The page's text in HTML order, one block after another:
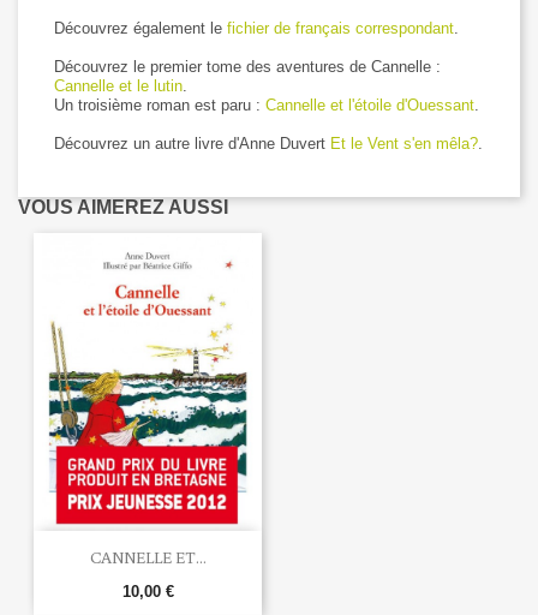
Découvrez également le fichier de français correspondant
Découvrez le premier tome des aventures de Cannelle :
Cannelle et le lutin
Un troisième roman est paru : Cannelle et l'étoile d'Ouessant
Découvrez un autre livre d'Anne Duvert Et le Vent s'en mêla?
VOUS AIMEREZ AUSSI
CANNELLE ET...
10,00 €